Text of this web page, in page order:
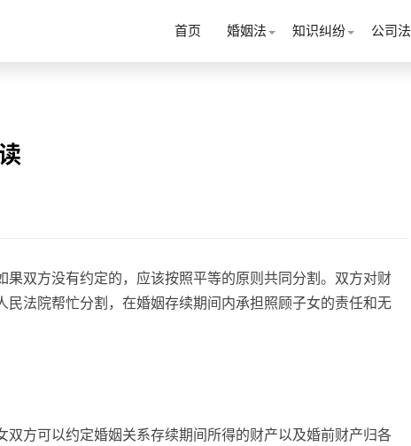
首页 婚姻法 知识纠纷 公司法
双方没有约定的，应该按照平等的原则共同分割。双方对财
法院帮忙分割，在婚姻存续期间内承担照顾子女的责任和无
双方可以约定婚姻关系存续期间所得的财产以及婚前财产归各